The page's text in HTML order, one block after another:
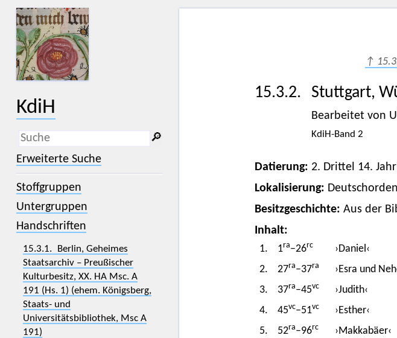
KdiH
_
(der Unterstrich) ist Platzhalter für
genau ein Zeichen.
% (das Prozentzeichen) ist Platzhalter
für kein, ein oder mehr als ein
🔎︎
Erweiterte Suche
Stoffgruppen
Untergruppen
Handschriften
15.3.1. Berlin, Geheimes
Staatsarchiv – Preußischer
Kulturbesitz, XX. HA Msc. A
191 (Hs. 1) (ehem. Königsberg,
Staats- und
Universitätsbibliothek, Msc A
191)
↑
15.3.2. Stuttgart,
Bearbeitet von
KdiH-Band 2
Datierung: 2. Drittel 14.
Lokalisierung:
Besitzgeschichte: Aus der
Inhalt:
1. 1ra–26rc
›Daniel‹
2.
27ra–37ra
›Esra und
3.
37ra–45vc
›Judith‹
4.
45vc–51vc
›Esther‹
5.
52ra–96rc
›Makkabäer‹